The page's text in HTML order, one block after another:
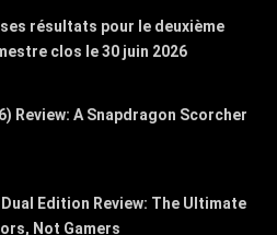
résultats pour le deuxième
clos le 30 juin 2026
Review: A Snapdragon Scorcher
Dual Edition Review: The Ultimate
Not Gamers